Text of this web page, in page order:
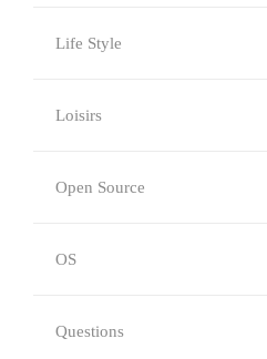
Life Style
Loisirs
Open Source
OS
Questions